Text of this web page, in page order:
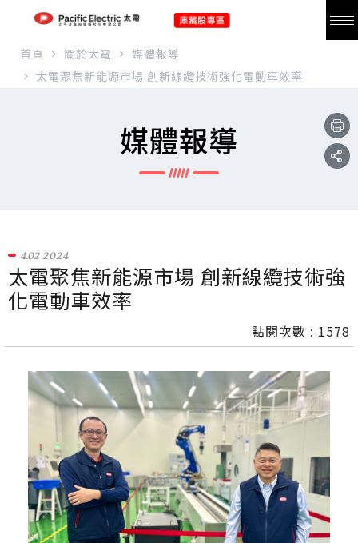
首頁 關於太電
媒體報導
太電聚焦新能源市場 創新線纜技術強化電動車效率
媒體報導
4.02 2024
太電聚焦新能源市場 創新線纜技術強
化電動車效率
點閱次數 : 1578